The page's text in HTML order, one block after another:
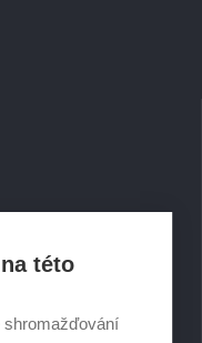
této
shromažďování